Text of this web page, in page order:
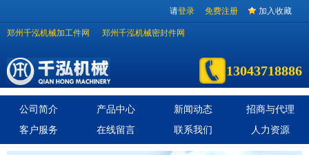
请登录 免费注册 加入收藏
郑州千泓机械加工件网 郑州千泓机械密封件网
13043718886
公司简介 产品中心 新闻动态
招商与代理
客户服务
在线留言 联系我们 人力资源